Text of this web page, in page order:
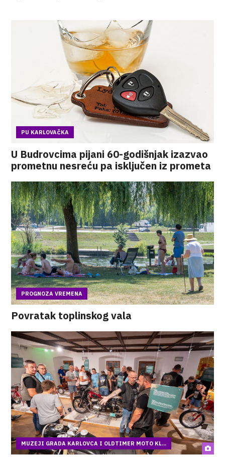
PU KARLOVAČKA
U Budrovcima pijani 60-godišnjak izazvao
prometnu nesreću pa isključen iz prometa
PROGNOZA VREMENA
Povratak toplinskog vala
MUZEJI GRADA KARLOVCA I OLDTIMER MOTO KL...